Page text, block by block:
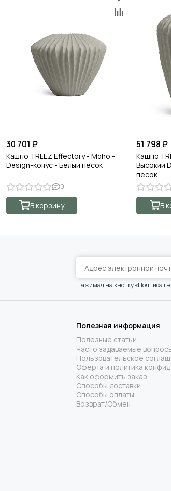
30 701 ₽
Кашпо TREEZ Effectory - Moho -
Design-конус - Белый песок
0
В корзину
51 798 ₽
Кашпо
Высокий
песок
В
Нажимая на кнопку
Полезная информация
Полезные статьи
Часто задаваемые
Пользовательское
Оферта и политика
Как оформить заказ
Способы доставки
Способы оплаты
Возврат/Обмен